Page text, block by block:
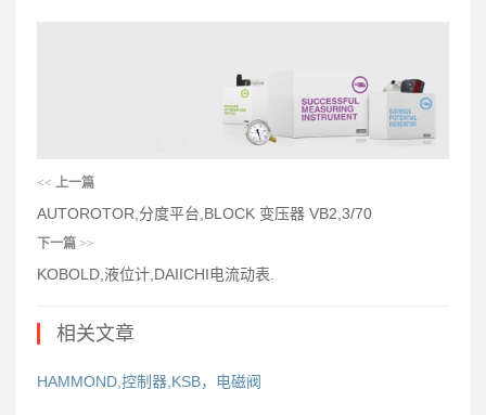
<< 上一篇
AUTOROTOR,分度平台,BLOCK 变压器 VB2,3/70
下一篇 >>
KOBOLD,液位计,DAIICHI电流动表.
相关文章
HAMMOND,控制器,KSB，电磁阀